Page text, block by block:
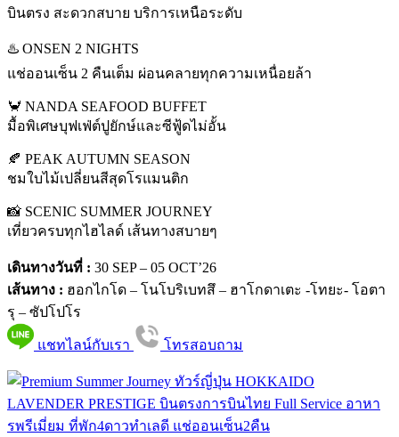
บินตรง สะดวกสบาย บริการเหนือระดับ
♨️ ONSEN 2 NIGHTS
แช่ออนเซ็น 2 คืนเต็ม ผ่อนคลายทุกความเหนื่อยล้า
🦀 NANDA SEAFOOD BUFFET
มื้อพิเศษบุฟเฟ่ต์ปูยักษ์และซีฟู้ดไม่อั้น
🍂 PEAK AUTUMN SEASON
ชมใบไม้เปลี่ยนสีสุดโรแมนติก
📸 SCENIC SUMMER JOURNEY
เที่ยวครบทุกไฮไลด์ เส้นทางสบายๆ
เดินทางวันที่ : 30 SEP – 05 OCT’26
เส้นทาง : ฮอกไกโด – โนโบริเบทสึ – ฮาโกดาเตะ -โทยะ- โอตา
รุ – ซัปโปโร
แชทไลน์กับเรา โทรสอบถาม